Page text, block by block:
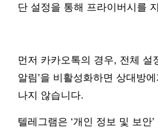
단 설정을 통해 프라이버시를
먼저 카카오톡의 경우, 전체 설
알림’을 비활성화하면 상대방
나지 않습니다.
텔레그램은 ‘개인 정보 및 보안